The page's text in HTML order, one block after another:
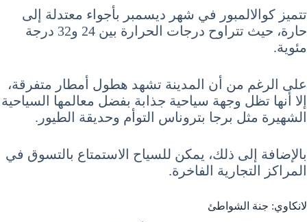
تتميز كوالالمبور في شهر ديسمبر بأجواء معتدلة إلى
حارة، حيث تتراوح درجات الحرارة بين 24 و32 درجة
مئوية.
على الرغم من أن المدينة تشهد هطول أمطار متفرقة،
إلا أنها تظل وجهة سياحية جذابة بفضل معالمها السياحية
الشهيرة مثل برجا بتروناس التوأم وحديقة الطيور.
بالإضافة إلى ذلك، يمكن للسياح الاستمتاع بالتسوق في
المراكز التجارية الفاخرة.
لانكاوي: جنة الشواطئ